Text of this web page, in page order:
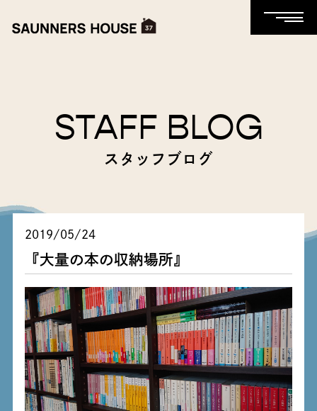
STAFF BLOG
スタッフブログ
2019/05/24
『大量の本の収納場所』